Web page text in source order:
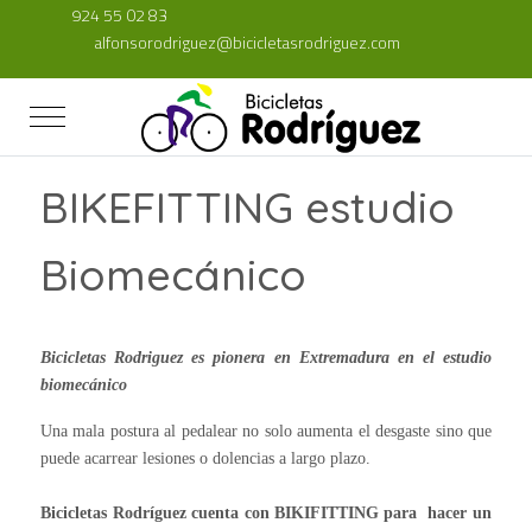
924 55 02 83
alfonsorodriguez@bicicletasrodriguez.com
Mobile Menu Toggle
BIKEFITTING estudio
Biomecánico
Bicicletas Rodriguez es pionera en Extremadura en el estudio
biomecánico
Una mala postura al pedalear no solo aumenta el desgaste sino que
puede acarrear lesiones o dolencias a largo plazo.
Bicicletas Rodríguez cuenta con BIKIFITTING para hacer un